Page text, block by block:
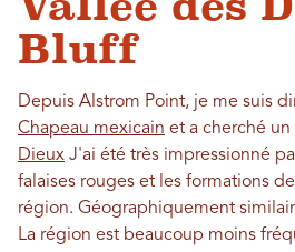
Bluff
Depuis Alstrom Point, je me suis
Chapeau mexicain et a cherché
Dieux J'ai été très impressionné
falaises rouges et les formations
région. Géographiquement
La région est beaucoup moins